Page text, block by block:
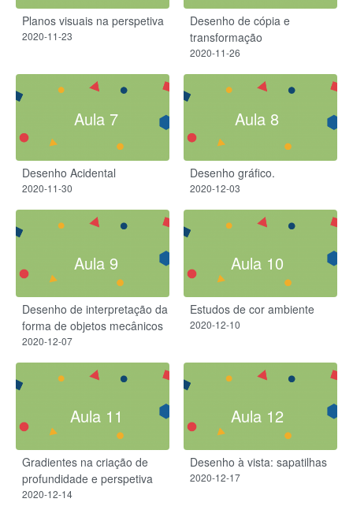
Planos visuais na perspetiva
2020-11-23
Desenho de cópia e
transformação
2020-11-26
Aula 7
Desenho Acidental
2020-11-30
Aula 8
Desenho gráfico.
2020-12-03
Aula 9
Desenho de interpretação da
forma de objetos mecânicos
2020-12-07
Aula 10
Estudos de cor ambiente
2020-12-10
Aula 11
Gradientes na criação de
profundidade e perspetiva
2020-12-14
Aula 12
Desenho à vista: sapatilhas
2020-12-17